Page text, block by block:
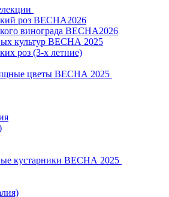
роз ВЕСНА2026
винограда ВЕСНА2026
культур ВЕСНА 2025
роз (3-х летние)
цветы ВЕСНА 2025
кустарники ВЕСНА 2025